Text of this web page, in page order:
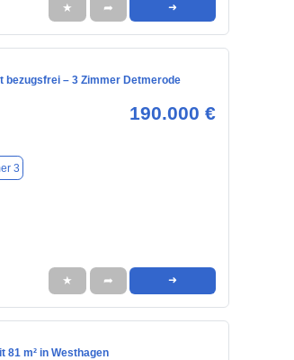
★ ➦ ➜
– 3 Zimmer Detmerode
190.000 €
3
★ ➦ ➜
81 m² in Westhagen